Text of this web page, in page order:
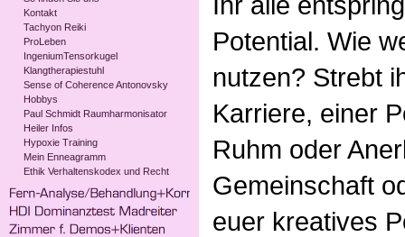
Kontakt
Tachyon Reiki
ProLeben
IngeniumTensorkugel
Klangtherapiestuhl
Sense of Coherence Antonovsky
Hobbys
Paul Schmidt Raumharmonisator
Heiler Infos
Hypoxie Training
Mein Enneagramm
Ethik Verhaltenskodex und Recht
Potential. Wie
nutzen? Strebt
Karriere, einer
Ruhm oder
Gemeinschaft
euer kreatives